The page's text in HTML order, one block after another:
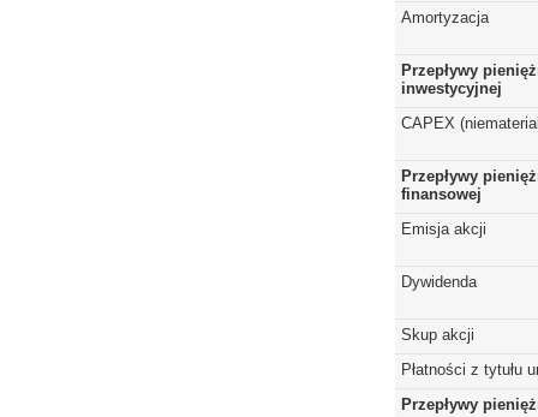
Amortyzacja
Przepływy
inwestycyjnej
CAPEX
Przepływy
finansowej
Emisja akcji
Dywidenda
Skup akcji
Płatności z tytułu
Przepływy